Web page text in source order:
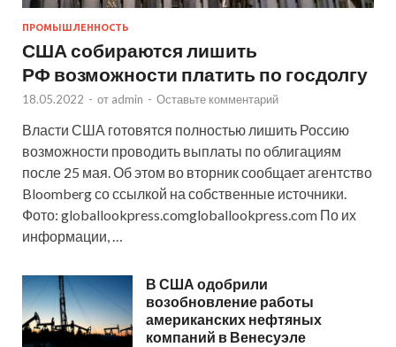
ПРОМЫШЛЕННОСТЬ
США собираются лишить
РФ возможности платить по госдолгу
18.05.2022 - от admin - Оставьте комментарий
Власти США готовятся полностью лишить Россию
возможности проводить выплаты по облигациям
после 25 мая. Об этом во вторник сообщает агентство
Bloomberg со ссылкой на собственные источники.
Фото: globallookpress.comgloballookpress.com По их
информации, …
В США одобрили
возобновление работы
американских нефтяных
компаний в Венесуэле